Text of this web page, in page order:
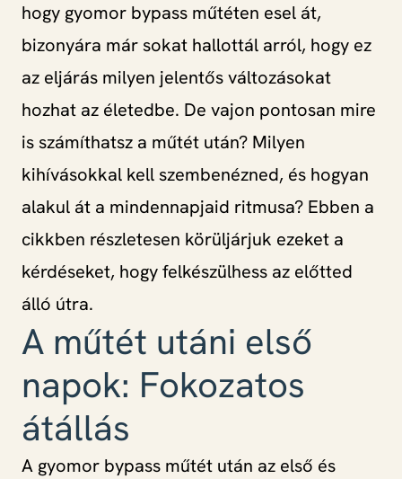
hogy gyomor bypass műtéten esel át,
bizonyára már sokat hallottál arról, hogy ez
az eljárás milyen jelentős változásokat
hozhat az életedbe. De vajon pontosan mire
is számíthatsz a műtét után? Milyen
kihívásokkal kell szembenézned, és hogyan
alakul át a mindennapjaid ritmusa? Ebben a
cikkben részletesen körüljárjuk ezeket a
kérdéseket, hogy felkészülhess az előtted
álló útra.
A műtét utáni első
napok: Fokozatos
átállás
A gyomor bypass műtét után az első és